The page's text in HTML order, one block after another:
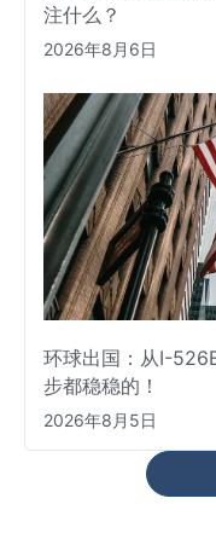
注什么？
2026年8月6日
环球出国：从I-
步都稳稳的！
2026年8月5日